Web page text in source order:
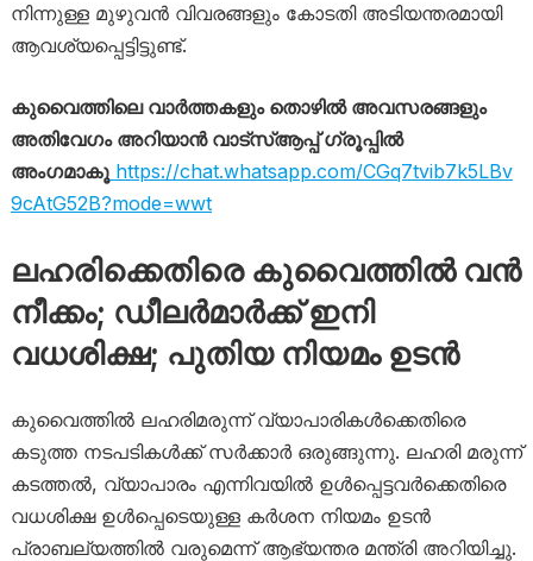
നിന്നുള്ള മുഴുവൻ വിവരങ്ങളും കോടതി അടിയന്തരമായി
ആവശ്യപ്പെട്ടിട്ടുണ്ട്.
കുവൈത്തിലെ വാർത്തകളും തൊഴിൽ അവസരങ്ങളും
അതിവേഗം അറിയാൻ വാട്സ്ആപ്പ് ഗ്രൂപ്പിൽ
അംഗമാകൂhttps://chat.whatsapp.com/CGq7tvib7k5LBv
9cAtG52B?mode=wwt
ലഹരിക്കെതിരെ കുവൈത്തിൽ വൻ
നീക്കം; ഡീലർമാർക്ക് ഇനി
വധശിക്ഷ; പുതിയ നിയമം ഉടൻ
കുവൈത്തിൽ ലഹരിമരുന്ന് വ്യാപാരികൾക്കെതിരെ
കടുത്ത നടപടികൾക്ക് സർക്കാർ ഒരുങ്ങുന്നു. ലഹരി മരുന്ന്
കടത്തൽ, വ്യാപാരം എന്നിവയിൽ ഉൾപ്പെട്ടവർക്കെതിരെ
വധശിക്ഷ ഉൾപ്പെടെയുള്ള കർശന നിയമം ഉടൻ
പ്രാബല്യത്തിൽ വരുമെന്ന് ആഭ്യന്തര മന്ത്രി അറിയിച്ചു.